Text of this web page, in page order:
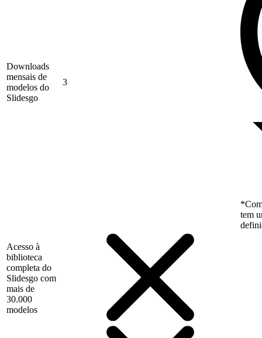
Downloads
mensais de
modelos do
Slidesgo
3
tem
Acesso à
biblioteca
completa do
Slidesgo com
mais de
30.000
modelos